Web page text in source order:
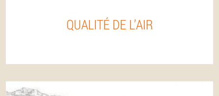
QUALITÉ DE L’AIR